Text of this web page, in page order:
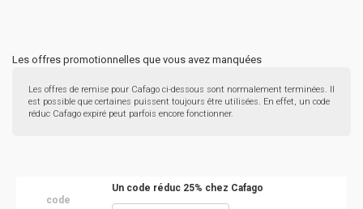
Les offres promotionnelles que vous avez manquées
Les offres de remise pour Cafago ci-dessous sont normalement terminées. Il
est possible que certaines puissent toujours être utilisées. En effet, un code
réduc Cafago expiré peut parfois encore fonctionner.
code
Un code réduc 25% chez Cafago